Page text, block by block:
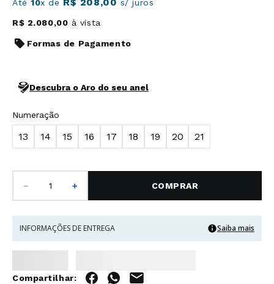
Até10x de s/ juros
R$ 2.080,00 à vista
Formas de Pagamento
Descubra o Aro do seu anel
Numeração
13 14 15 16 17 18 19 20 21
＋
－ COMPRAR
INFORMAÇÕES DE ENTREGA Saiba mais